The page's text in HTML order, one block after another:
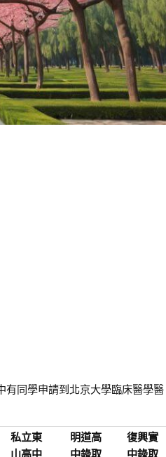
有同學申請到北京大學臨床醫學醫
私立東
山高中
明道高
中錄取
復興實
中錄取